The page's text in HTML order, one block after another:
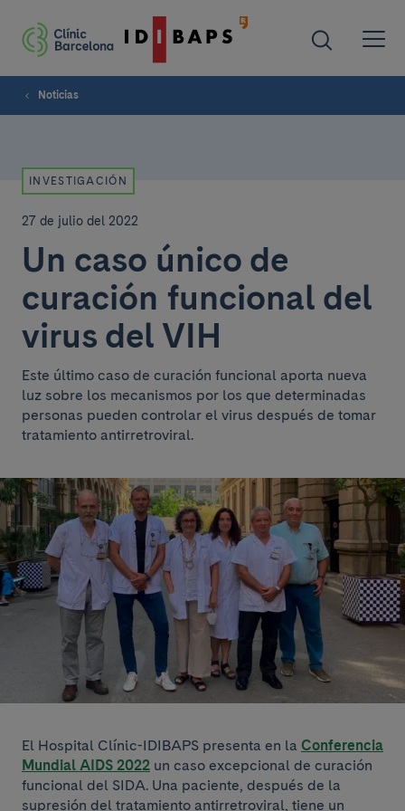
Noticias
INVESTIGACIÓN
27 de julio del 2022
Un caso único de
curación funcional del
virus del VIH
Este último caso de curación funcional aporta nueva
luz sobre los mecanismos por los que determinadas
personas pueden controlar el virus después de tomar
tratamiento antirretroviral.
El Hospital Clínic-IDIBAPS presenta en la Conferencia
Mundial AIDS 2022 un caso excepcional de curación
funcional del SIDA. Una paciente, después de la
supresión del tratamiento antirretroviral, tiene un